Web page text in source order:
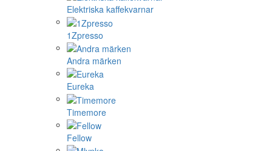
Elektriska kaffekvarnar
1Zpresso
Andra märken
Eureka
Timemore
Fellow